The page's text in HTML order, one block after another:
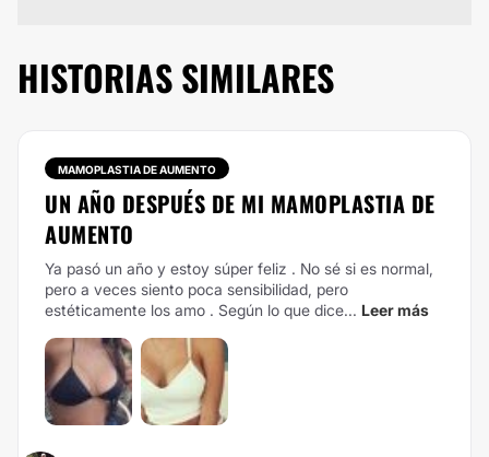
HISTORIAS SIMILARES
MAMOPLASTIA DE AUMENTO
UN AÑO DESPUÉS DE MI MAMOPLASTIA DE
AUMENTO
Ya pasó un año y estoy súper feliz . No sé si es normal,
pero a veces siento poca sensibilidad, pero
estéticamente los amo . Según lo que dice... Leer más